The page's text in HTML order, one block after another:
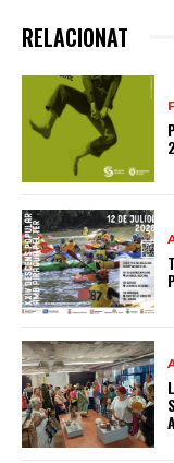
RELACIONAT